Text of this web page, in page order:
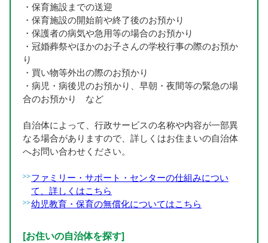
・保育施設までの送迎
・保育施設の開始前や終了後のお預かり
・保護者の病気や急用等の場合のお預かり
・冠婚葬祭やほかのお子さんの学校行事の際のお預か
り
・買い物等外出の際のお預かり
・病児・病後児のお預かり、早朝・夜間等の緊急の場
合のお預かり など
自治体によって、行政サービスの名称や内容が一部異
なる場合がありますので、詳しくはお住まいの自治体
へお問い合わせください。
ファミリー・サポート・センターの仕組みについ
て、詳しくはこちら
幼児教育・保育の無償化についてはこちら
[お住いの自治体を探す]